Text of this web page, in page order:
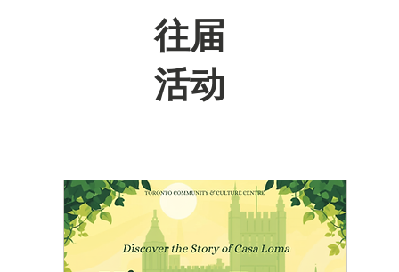
往届
活动